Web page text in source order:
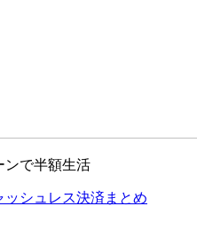
ンで半額生活
シュレス決済まとめ